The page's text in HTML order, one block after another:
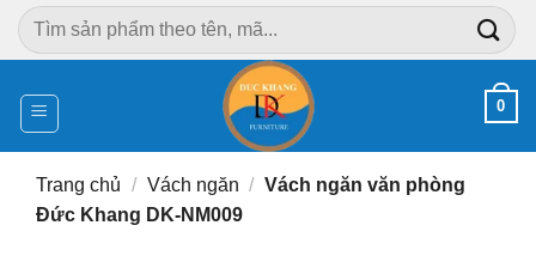
Chuyển
đến
dung
Tìm
kiếm:
0
Trang chủ / Vách ngăn / Vách ngăn văn phòng
Đức Khang DK-NM009